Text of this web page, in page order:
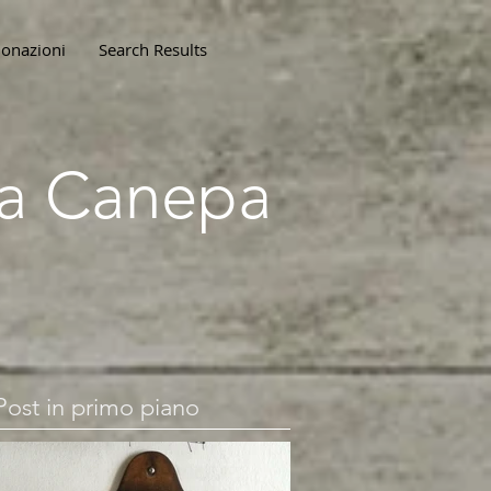
Search Results
Canepa
in primo piano